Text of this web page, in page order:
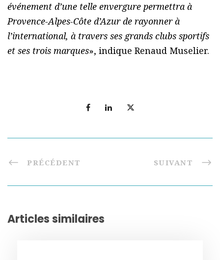
événement d’une telle envergure permettra à
Provence-Alpes-Côte d’Azur de rayonner à
l’international, à travers ses grands clubs sportifs
et ses trois marques», indique Renaud Muselier.
PRÉCÉDENT SUIVANT
Articles similaires